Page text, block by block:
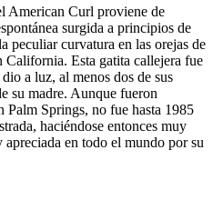
American Curl proviene de
surgida a principios de
peculiar curvatura en las orejas de
California. Esta gatita callejera fue
a luz, al menos dos de sus
su madre. Aunque fueron
Palm Springs, no fue hasta 1985
haciéndose entonces muy
en todo el mundo por su